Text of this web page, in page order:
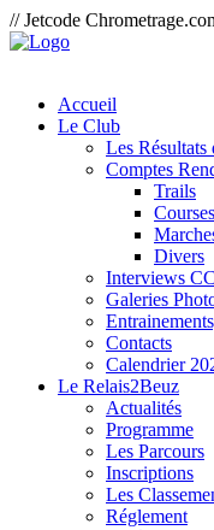
// Jetcode
Accueil
Le Club
Les Résultats
Comptes
Trails
Divers
Interviews
Galeries
Contacts
Calendrier
Le Relais2Beuz
Actualités
Programme
Les Parcours
Inscriptions
Les
Réglement